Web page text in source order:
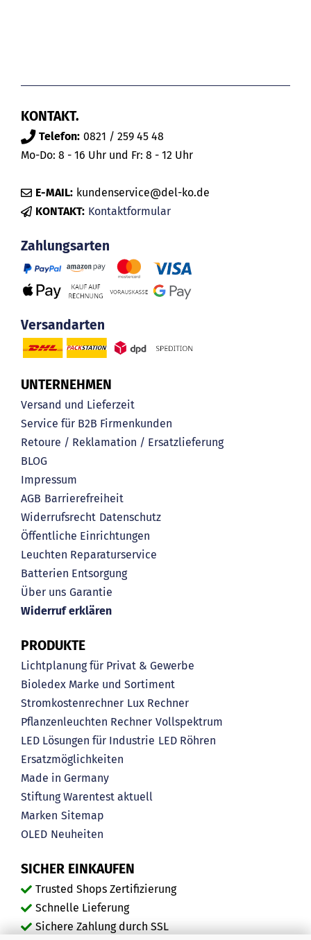
KONTAKT.
Telefon: 0821 / 259 45 48
Mo-Do: 8 - 16 Uhr und Fr: 8 - 12 Uhr
E-MAIL: kundenservice@del-ko.de
KONTAKT: Kontaktformular
Zahlungsarten
Versandarten
UNTERNEHMEN
Versand und Lieferzeit
Service für B2B Firmenkunden
Retoure / Reklamation / Ersatzlieferung
BLOG
Impressum
AGB Barrierefreiheit
Widerrufsrecht Datenschutz
Öffentliche Einrichtungen
Leuchten Reparaturservice
Batterien Entsorgung
Über uns Garantie
Widerruf erklären
PRODUKTE
Lichtplanung für Privat & Gewerbe
Bioledex Marke und Sortiment
Stromkostenrechner Lux Rechner
Pflanzenleuchten Rechner Vollspektrum
LED Lösungen für Industrie LED Röhren
Ersatzmöglichkeiten
Made in Germany
Stiftung Warentest aktuell
Marken Sitemap
OLED Neuheiten
SICHER EINKAUFEN
Trusted Shops Zertifizierung
Schnelle Lieferung
Sichere Zahlung durch SSL